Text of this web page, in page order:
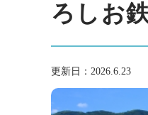
ろしお
更新日： 2026.6.23